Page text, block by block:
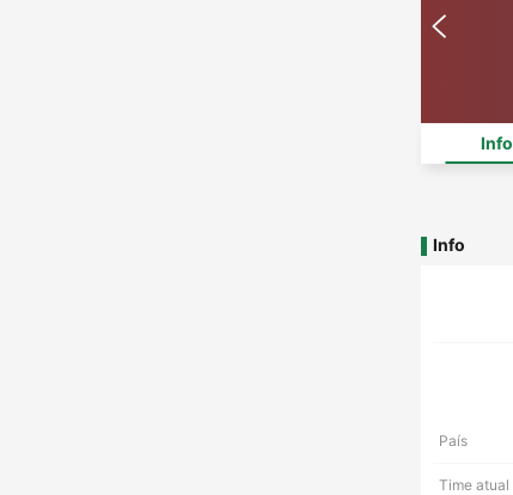
Info
Info
País
Time atual